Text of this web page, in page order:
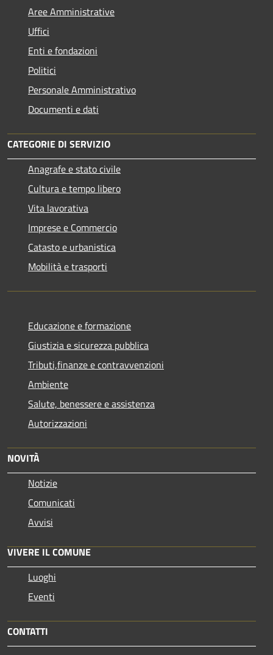
Aree Amministrative
Uffici
Enti e fondazioni
Politici
Personale Amministrativo
Documenti e dati
CATEGORIE DI SERVIZIO
Anagrafe e stato civile
Cultura e tempo libero
Vita lavorativa
Imprese e Commercio
Catasto e urbanistica
Mobilità e trasporti
Educazione e formazione
Giustizia e sicurezza pubblica
Tributi,finanze e contravvenzioni
Ambiente
Salute, benessere e assistenza
Autorizzazioni
NOVITÀ
Notizie
Comunicati
Avvisi
VIVERE IL COMUNE
Luoghi
Eventi
CONTATTI